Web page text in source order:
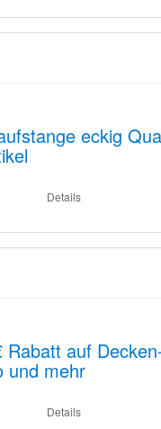
eckig
Details
Rabatt auf
und mehr
Details